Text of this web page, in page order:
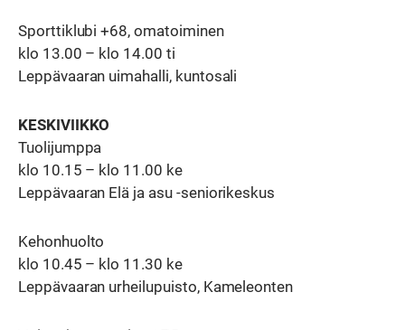
Sporttiklubi +68, omatoiminen
klo 13.00 – klo 14.00 ti
Leppävaaran uimahalli, kuntosali
KESKIVIIKKO
Tuolijumppa
klo 10.15 – klo 11.00 ke
Leppävaaran Elä ja asu -seniorikeskus
Kehonhuolto
klo 10.45 – klo 11.30 ke
Leppävaaran urheilupuisto, Kameleonten